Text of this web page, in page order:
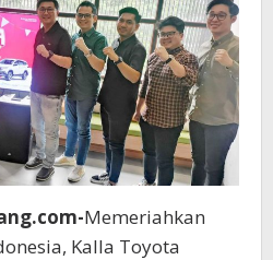
Memeriahkan
Kalla Toyota